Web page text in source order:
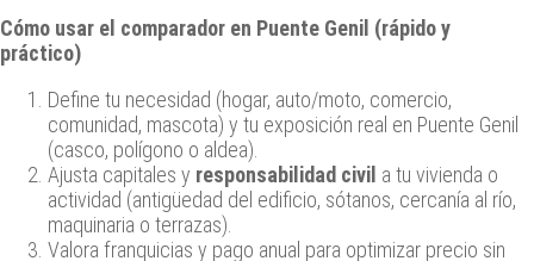
Cómo usar el comparador en Puente Genil (rápido y
práctico)
Define tu necesidad (hogar, auto/moto, comercio,
comunidad, mascota) y tu exposición real en Puente Genil
(casco, polígono o aldea).
Ajusta capitales y responsabilidad civil a tu vivienda o
actividad (antigüedad del edificio, sótanos, cercanía al río,
maquinaria o terrazas).
Valora franquicias y pago anual para optimizar precio sin